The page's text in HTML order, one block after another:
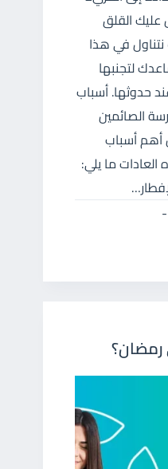
عليك القلق
في هذا
لتجنبها
حدوثها. أسباب
الصائمين
أهم أسباب
ما يلي: